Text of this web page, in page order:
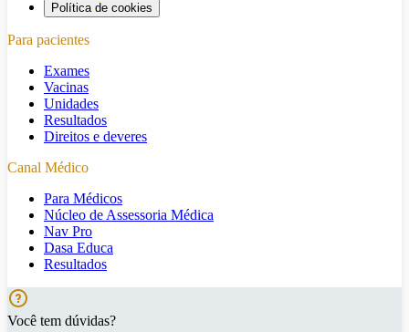
Política de cookies
Para pacientes
Exames
Vacinas
Unidades
Resultados
Direitos e deveres
Canal Médico
Para Médicos
Núcleo de Assessoria Médica
Nav Pro
Dasa Educa
Resultados
Você tem dúvidas?